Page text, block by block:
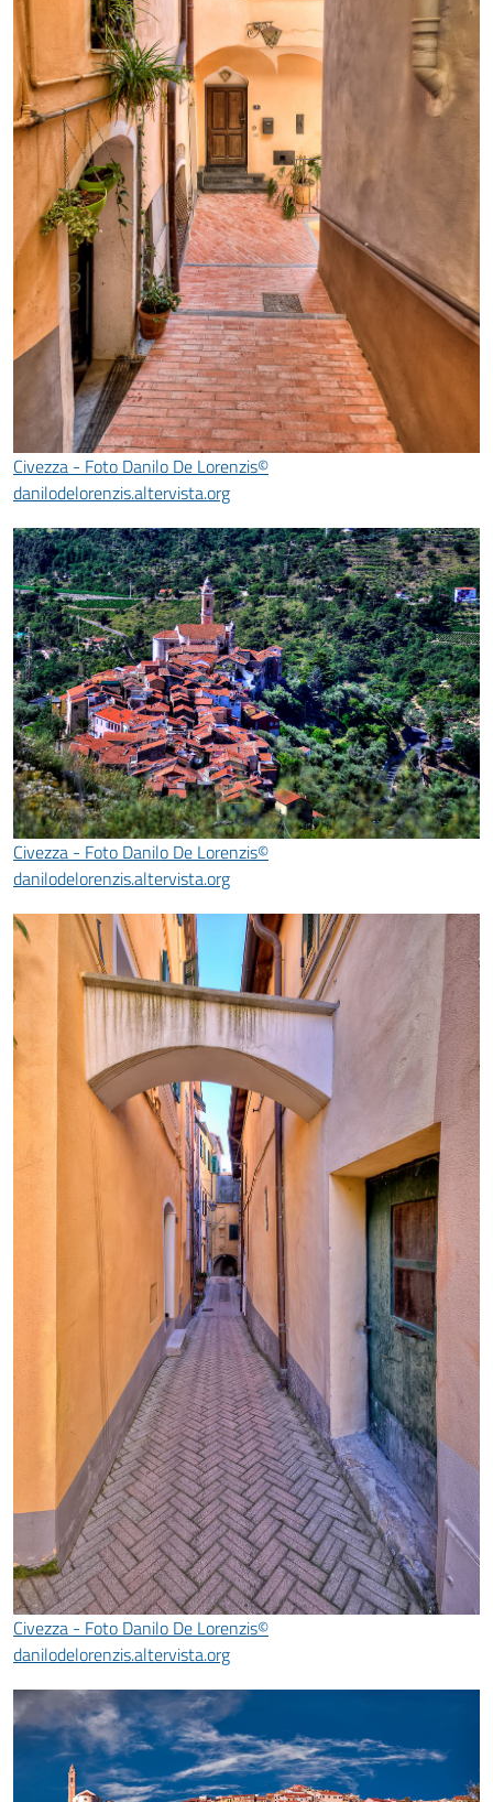
Civezza - Foto Danilo De Lorenzis©
danilodelorenzis.altervista.org
Civezza - Foto Danilo De Lorenzis©
danilodelorenzis.altervista.org
Civezza - Foto Danilo De Lorenzis©
danilodelorenzis.altervista.org